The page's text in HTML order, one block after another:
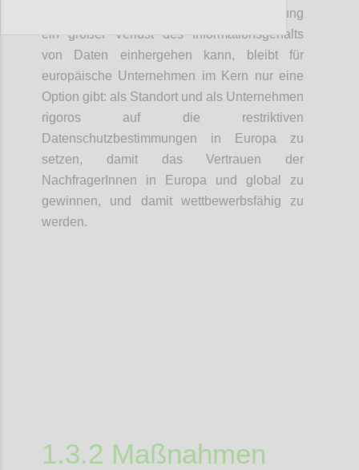
und andererseits durch die Anonymisierung
ein großer Verlust des Informationsgehalts
von Daten einhergehen kann, bleibt für
europäische Unternehmen im Kern nur eine
Option gibt: als Standort und als Unternehmen
rigoros auf die restriktiven
Datenschutzbestimmungen in Europa zu
setzen, damit das Vertrauen der
NachfragerInnen in Europa und global zu
gewinnen, und damit wettbewerbsfähig zu
werden.
1.3.2 Maßnahmen